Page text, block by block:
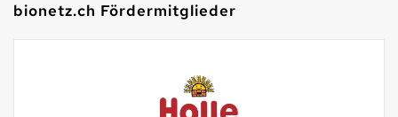
bionetz.ch Fördermitglieder